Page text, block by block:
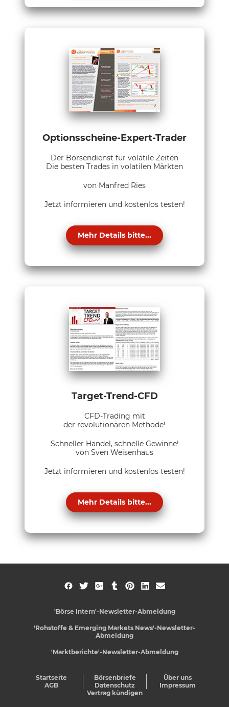
Optionsscheine-Expert-Trader
Der Börsendienst für volatile Zeiten
Die besten Trades in volatilen Märkten
von Manfred Ries
Jetzt informieren und kostenlos testen!
Mehr Details bitte...
Target-Trend-CFD
CFD-Trading mit
der revolutionären Methode!
Schneller Handel, schnelle Gewinne!
von Sven Weisenhaus
Jetzt informieren und kostenlos testen!
Mehr Details bitte...
'Börse Intern'-Newsletter-Abmeldung
'Rohstoffe & Emerging Markets News'-Newsletter-
Abmeldung
'Marktberichte'-Newsletter-Abmeldung
Startseite Börsenbriefe
Über uns
AGB
Datenschutz
Impressum
Vertrag kündigen